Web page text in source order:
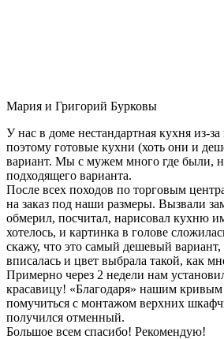
Мария и Григорий Бурковы
У нас в доме нестандартная кухня из-
поэтому готовые кухни (хоть они и
вариант. Мы с мужем много где были,
подходящего варианта.
После всех походов по торговым
на заказ под наши размеры. Вызвали
обмерил, посчитал, нарисовал кухню
хотелось, и картинка в голове
скажу, что это самый дешевый
вписалась и цвет выбрала такой, как
Примерно через 2 недели нам
красавицу! «Благодаря» нашим
помучиться с монтажом верхних
получился отменный.
Большое всем спасибо! Рекомендую!